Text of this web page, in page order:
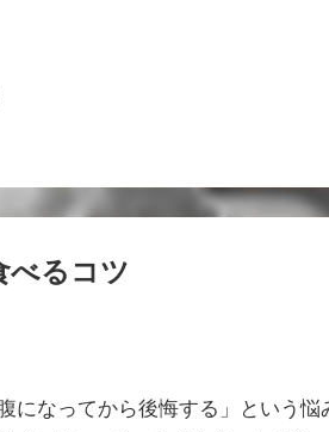
べるコツ
になってから後悔する」という悩